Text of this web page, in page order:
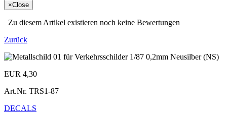
×Close
Zu diesem Artikel existieren noch keine Bewertungen
Zurück
EUR 4,30
Art.Nr. TRS1-87
DECALS